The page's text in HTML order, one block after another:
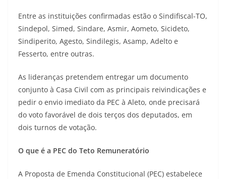
Entre as instituições confirmadas estão o Sindifiscal-TO,
Sindepol, Simed, Sindare, Asmir, Aometo, Sicideto,
Sindiperito, Agesto, Sindilegis, Asamp, Adelto e
Fesserto, entre outras.
As lideranças pretendem entregar um documento
conjunto à Casa Civil com as principais reivindicações e
pedir o envio imediato da PEC à Aleto, onde precisará
do voto favorável de dois terços dos deputados, em
dois turnos de votação.
O que é a PEC do Teto Remuneratório
A Proposta de Emenda Constitucional (PEC) estabelece